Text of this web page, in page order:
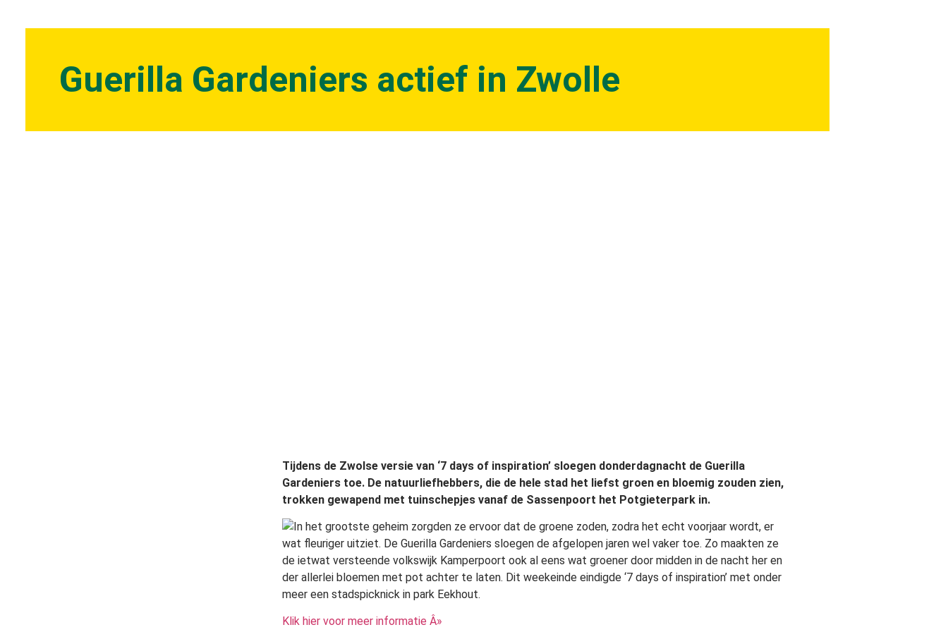
Guerilla Gardeniers actief in Zwolle
Tijdens de Zwolse versie van ‘7 days of inspiration’ sloegen donderdagnacht de Guerilla
Gardeniers toe. De natuurliefhebbers, die de hele stad het liefst groen en bloemig zouden zien,
trokken gewapend met tuinschepjes vanaf de Sassenpoort het Potgieterpark in.
In het grootste geheim zorgden ze ervoor dat de groene zoden, zodra het echt voorjaar wordt, er
wat fleuriger uitziet. De Guerilla Gardeniers sloegen de afgelopen jaren wel vaker toe. Zo maakten ze
de ietwat versteende volkswijk Kamperpoort ook al eens wat groener door midden in de nacht her en
der allerlei bloemen met pot achter te laten. Dit weekeinde eindigde ‘7 days of inspiration’ met onder
meer een stadspicknick in park Eekhout.
Klik hier voor meer informatie Â»